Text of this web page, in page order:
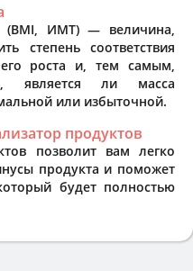
(BMI, ИМТ) — величина,
степень соответствия
роста и, тем самым,
является ли масса
или избыточной.
продуктов
позволит вам легко
продукта и поможет
будет полностью